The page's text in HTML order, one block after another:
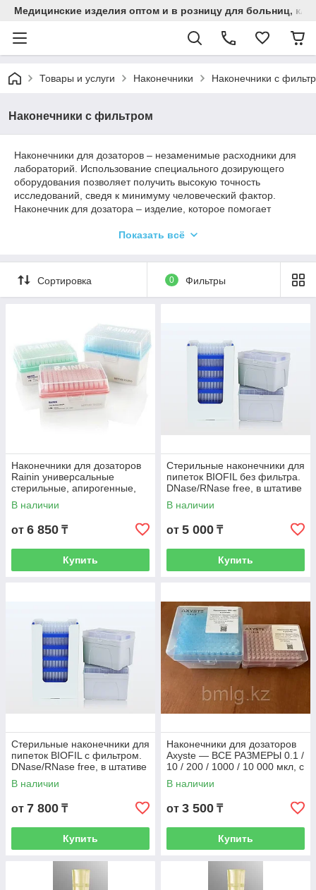
Медицинские изделия оптом и в розницу для больниц,
Товары и услуги Наконечники Наконечники с
Наконечники с фильтром
Наконечники для дозаторов – незаменимые расходники для
лабораторий. Использование специального дозирующего
оборудования позволяет получить высокую точность
исследований, сведя к минимуму человеческий фактор.
Наконечник для дозатора – изделие, которое помогает
растворами разных типов. При этом переход от одного
максимально быстро.
Компания “Bio Medical Lab Group” всегда предлагает
оптимальные решения для вашей лаборатории, в том числе
продукции серьезно проверяется и отслеживается, поэтому
мы всегда предлагаем широчайший ассортимент товаров.
Показать всё
Сортировка 0 Фильтры
Наконечники для дозаторов
Rainin универсальные
стерильные, апирогенные,
универсальные, Low
Retention, RT, 96 шт./штатив,
В наличии
от 6 850 ₸
Купить
Стерильные наконечники для
пипеток BIOFIL без фильтра.
DNase/RNase free, в штативе
Rack
В наличии
от 5 000 ₸
Купить
Стерильные наконечники для
пипеток BIOFIL с фильтром.
DNase/RNase free, в штативе
Rack
В наличии
от 7 800 ₸
Купить
Наконечники для дозаторов
Axyste — ВСЕ РАЗМЕРЫ 0.1 /
10 / 200 / 1000 / 10 000 мкл, с
фильтром и без, стерильные
В наличии
от 3 500 ₸
Купить